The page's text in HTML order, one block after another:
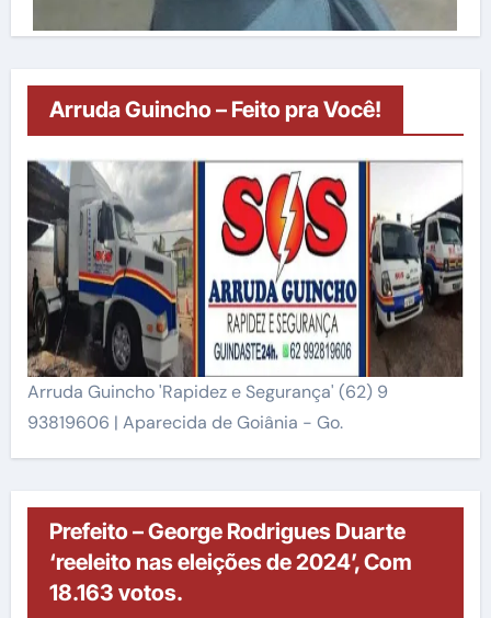
Arruda Guincho – Feito pra Você!
Arruda Guincho 'Rapidez e Segurança' (62) 9
93819606 | Aparecida de Goiânia - Go.
Prefeito – George Rodrigues Duarte
‘reeleito nas eleições de 2024’, Com
18.163 votos.